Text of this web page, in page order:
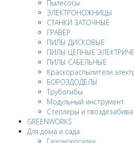
Пылесосы
ЭЛЕКТРОНОЖНИЦЫ
СТАНКИ ЗАТОЧНЫЕ
ГРАВЁР
ПИЛЫ ДИСКОВЫЕ
ПИЛЫ ЦЕПНЫЕ
ПИЛЫ САБЕЛЬНЫЕ
Краскораспылители
БОРОЗДОДЕЛЫ
Трубогибы
Модульный инструмент
Степлеры и
GREENWORKS
Для дома и сада